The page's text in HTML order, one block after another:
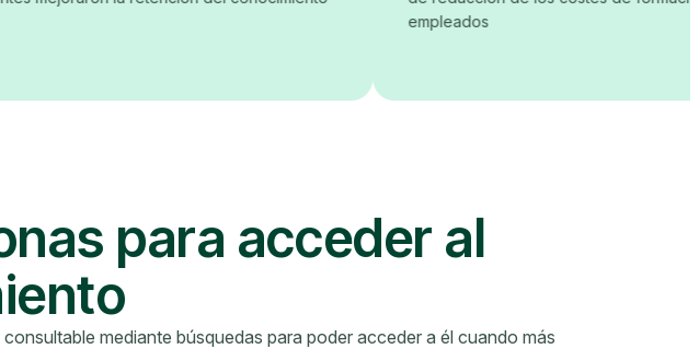
para acceder al
mediante búsquedas para poder acceder a él cuando más